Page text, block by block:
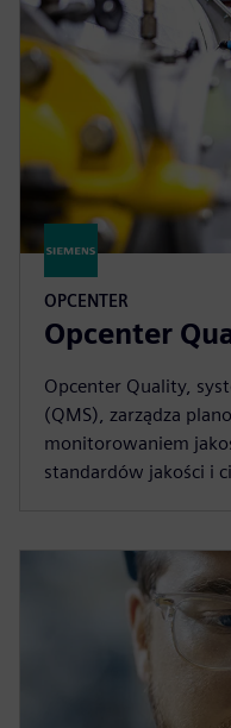
OPCENTER
Opcenter
Opcenter Quality,
(QMS), zarządza
monitorowaniem
standardów jakości i